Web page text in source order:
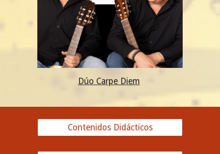
Dúo Carpe Diem
Contenidos Didácticos